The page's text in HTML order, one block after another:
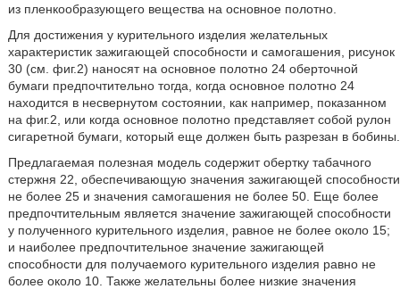
из пленкообразующего вещества на основное полотно.
Для достижения у курительного изделия желательных
характеристик зажигающей способности и самогашения, рисунок
30 (см. фиг.2) наносят на основное полотно 24 оберточной
бумаги предпочтительно тогда, когда основное полотно 24
находится в несвернутом состоянии, как например, показанном
на фиг.2, или когда основное полотно представляет собой рулон
сигаретной бумаги, который еще должен быть разрезан в бобины.
Предлагаемая полезная модель содержит обертку табачного
стержня 22, обеспечивающую значения зажигающей способности
не более 25 и значения самогашения не более 50. Еще более
предпочтительным является значение зажигающей способности
у полученного курительного изделия, равное не более около 15;
и наиболее предпочтительное значение зажигающей
способности для получаемого курительного изделия равно не
более около 10. Также желательны более низкие значения